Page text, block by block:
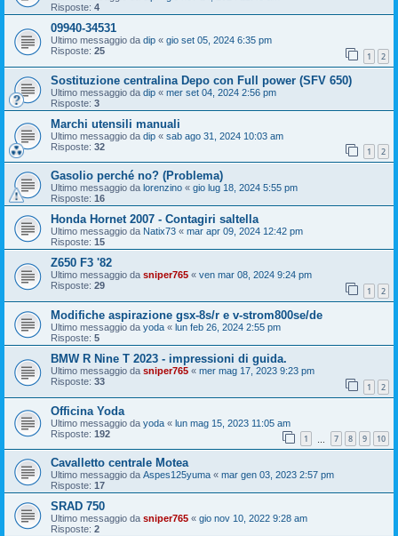
Risposte: 4
09940-34531
Ultimo messaggio da dip « gio set 05, 2024 6:35 pm
Risposte: 25 1 2
Sostituzione centralina Depo con Full power (SFV 650)
Ultimo messaggio da dip « mer set 04, 2024 2:56 pm
Risposte: 3
Marchi utensili manuali
Ultimo messaggio da dip « sab ago 31, 2024 10:03 am
Risposte: 32 1 2
Gasolio perché no? (Problema)
Ultimo messaggio da lorenzino « gio lug 18, 2024 5:55 pm
Risposte: 16
Honda Hornet 2007 - Contagiri saltella
Ultimo messaggio da Natix73 « mar apr 09, 2024 12:42 pm
Risposte: 15
Z650 F3 '82
Ultimo messaggio da sniper765 « ven mar 08, 2024 9:24 pm
Risposte: 29 1 2
Modifiche aspirazione gsx-8s/r e v-strom800se/de
Ultimo messaggio da yoda « lun feb 26, 2024 2:55 pm
Risposte: 5
BMW R Nine T 2023 - impressioni di guida.
Ultimo messaggio da sniper765 « mer mag 17, 2023 9:23 pm
Risposte: 33 1 2
Officina Yoda
Ultimo messaggio da yoda « lun mag 15, 2023 11:05 am
Risposte: 192 1 7 8 9 10
Cavalletto centrale Motea
Ultimo messaggio da Aspes125yuma « mar gen 03, 2023 2:57 pm
Risposte: 17
SRAD 750
Ultimo messaggio da sniper765 « gio nov 10, 2022 9:28 am
Risposte: 2